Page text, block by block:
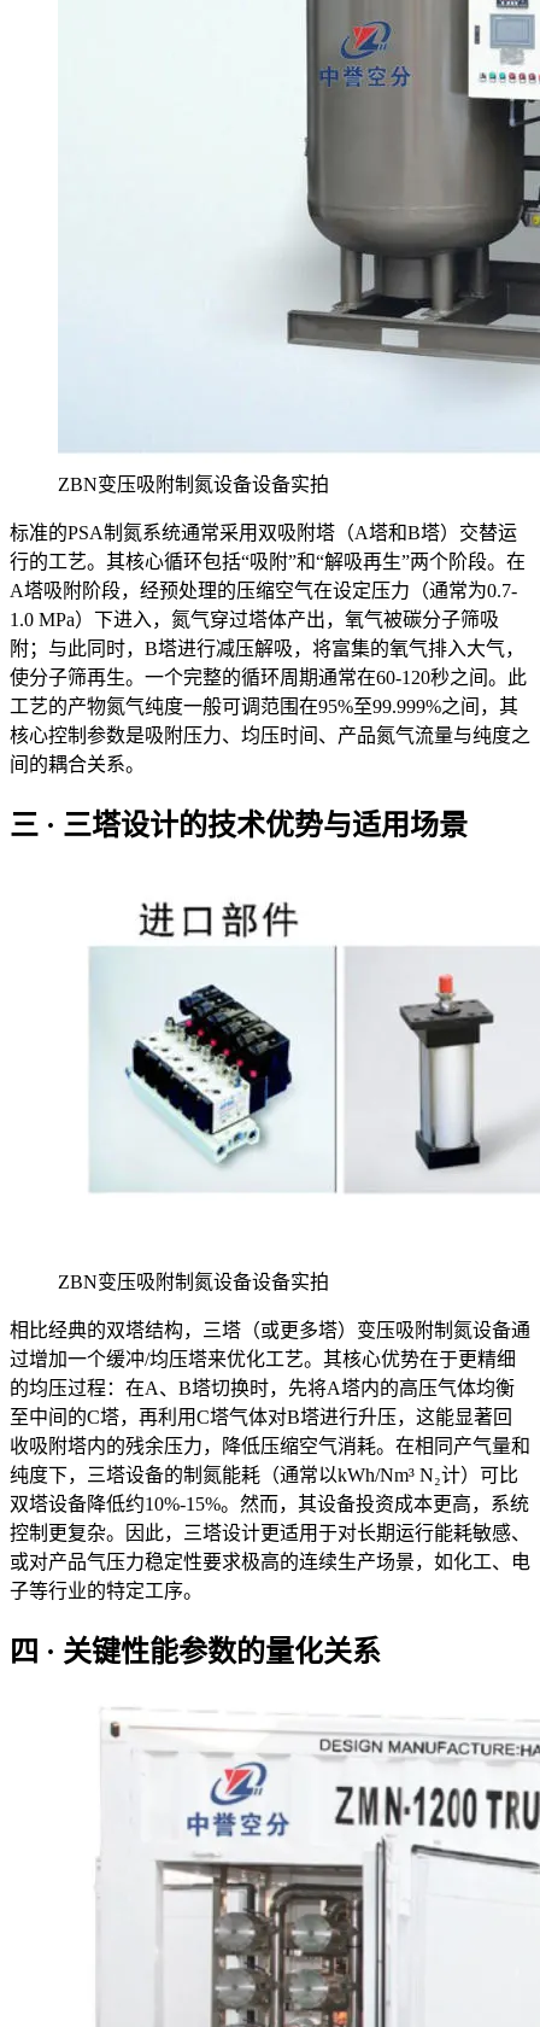
ZBN变压吸附制氮设备设备实拍
标准的PSA制氮系统通常采用双吸附塔（A塔和B塔）交替运
行的工艺。其核心循环包括“吸附”和“解吸再生”两个阶段。在
A塔吸附阶段，经预处理的压缩空气在设定压力（通常为0.7-
1.0 MPa）下进入，氮气穿过塔体产出，氧气被碳分子筛吸
附；与此同时，B塔进行减压解吸，将富集的氧气排入大气，
使分子筛再生。一个完整的循环周期通常在60-120秒之间。此
工艺的产物氮气纯度一般可调范围在95%至99.999%之间，其
核心控制参数是吸附压力、均压时间、产品氮气流量与纯度之
间的耦合关系。
三 · 三塔设计的技术优势与适用场景
ZBN变压吸附制氮设备设备实拍
相比经典的双塔结构，三塔（或更多塔）变压吸附制氮设备通
过增加一个缓冲/均压塔来优化工艺。其核心优势在于更精细
的均压过程：在A、B塔切换时，先将A塔内的高压气体均衡
至中间的C塔，再利用C塔气体对B塔进行升压，这能显著回
收吸附塔内的残余压力，降低压缩空气消耗。在相同产气量和
纯度下，三塔设备的制氮能耗（通常以kWh/Nm³ N₂计）可比
双塔设备降低约10%-15%。然而，其设备投资成本更高，系统
控制更复杂。因此，三塔设计更适用于对长期运行能耗敏感、
或对产品气压力稳定性要求极高的连续生产场景，如化工、电
子等行业的特定工序。
四 · 关键性能参数的量化关系